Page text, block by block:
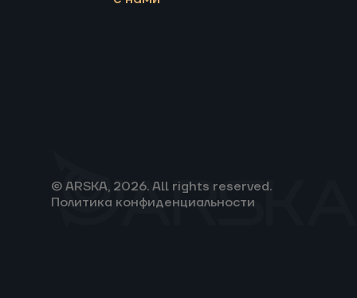
© ARSKA, 2026. All rights reserved.
Политика конфиденциальности